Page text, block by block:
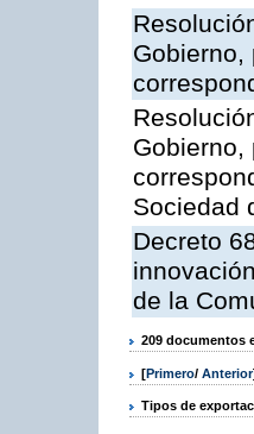
Gobierno,
Gobierno,
Sociedad
Decreto
de la
209 documentos
[Primero/ Anterior
Tipos de